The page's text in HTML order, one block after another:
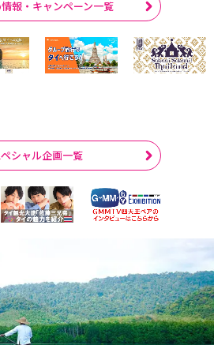
報・キャンペーン一覧
ペシャル企画一覧